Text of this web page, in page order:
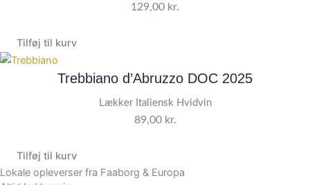
129,00 kr.
Tilføj til kurv
Trebbiano d’Abruzzo DOC 2025
Lækker Italiensk Hvidvin
89,00 kr.
Tilføj til kurv
Lokale opleverser fra Faaborg & Europa